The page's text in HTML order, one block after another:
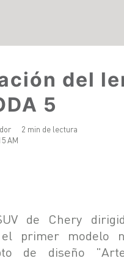
del
5
AM
2 min de lectura
de Chery
primer modelo
de diseño